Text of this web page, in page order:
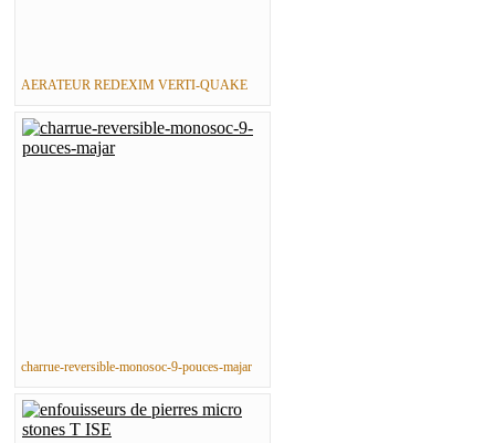
AERATEUR REDEXIM VERTI-QUAKE
charrue-reversible-monosoc-9-pouces-majar